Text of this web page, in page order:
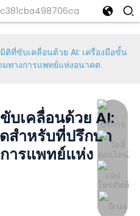
ติที่ขับเคลื่อนด้วย AI: เครื่องมือขั้น
ทางการแพทย์แห่งอนาคต
บเคลื่อนด้วย AI:
สำหรับที่ปรึกษา
ารแพทย์แห่ง